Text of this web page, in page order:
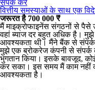
संपर्क करें
वित्तीय समस्याओं के साथ एक
जरूरत है 700 000 ₹
मैं माइक्रोफाइनेंस संगठनों से पैसे
वहां ब्याज दर बहुत अधिक है।
आवश्यकता थी। मैंने बैंक से संपर्क
मुझे एक ब्रोकरेज कंपनी से संपर्क
भुगतान किया। इसके बावजूद,
कर सका। इस समय मैं काम नहीं
आवश्यकता है।